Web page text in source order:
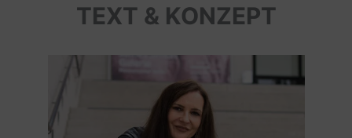
TEXT & KONZEPT